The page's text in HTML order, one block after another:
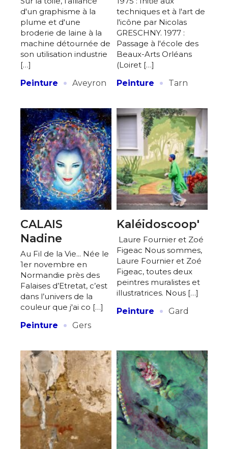
d'un graphisme à la
plume et d'une
broderie de laine à la
machine détournée de
son utilisation industrie
[…]
Peinture
· Aveyron
techniques et à l'art de
l'icône par Nicolas
GRESCHNY. 1977 :
Passage à l'école des
Beaux-Arts Orléans
(Loiret […]
Peinture
· Tarn
CALAIS
Nadine
Au Fil de la Vie... Née le
1er novembre en
Normandie près des
Falaises d’Etretat, c’est
dans l’univers de la
couleur que j'ai co […]
Peinture
· Gers
Kaléidoscoop'
Laure Fournier et Zoé
Figeac Nous sommes,
Laure Fournier et Zoé
Figeac, toutes deux
peintres muralistes et
illustratrices. Nous […]
Peinture
· Gard